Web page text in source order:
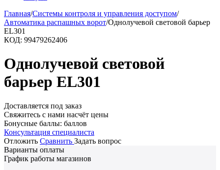
Главная/Системы контроля и управления доступом/
Автоматика распашных ворот/Однолучевой световой барьер
EL301
КОД: 99479262406
Однолучевой световой
барьер EL301
Доставляется под заказ
Свяжитесь с нами насчёт цены
Бонусные баллы: баллов
Консультация специалиста
Отложить Сравнить Задать вопрос
Варианты оплаты
График работы магазинов